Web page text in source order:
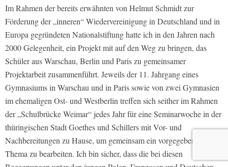
Im Rahmen der bereits erwähnten von Helmut Schmidt zur
Förderung der „inneren“ Wiedervereinigung in Deutschland und in
Europa gegründeten Nationalstiftung hatte ich in den Jahren nach
2000 Gelegenheit, ein Projekt mit auf den Weg zu bringen, das
Schüler aus Warschau, Berlin und Paris zu gemeinsamer
Projektarbeit zusammenführt. Jeweils der 11. Jahrgang eines
Gymnasiums in Warschau und in Paris sowie von zwei Gymnasien
im ehemaligen Ost- und Westberlin treffen sich seither im Rahmen
der „Schulbrücke Weimar“ jedes Jahr für eine Seminarwoche in der
thüringischen Stadt Goethes und Schillers mit Vor- und
Nachbereitungen zu Hause, um gemeinsam ein vorgegebenes
Thema zu bearbeiten. Ich bin sicher, dass die bei diesen